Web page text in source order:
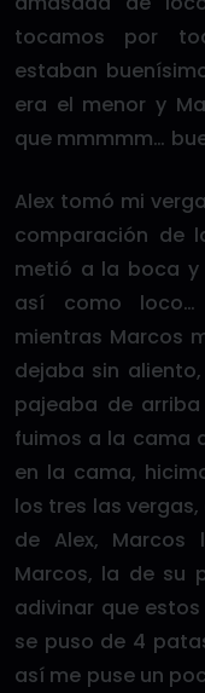
tocamos por
estaban
era el menor y
que mmmmm…
Alex tomó mi
comparación de
metió a la boca y
así como loco…
mientras Marcos
dejaba sin
pajeaba de
fuimos a la cama
en la cama,
los tres las
de Alex,
Marcos, la de su
adivinar que
se puso de 4
así me puse un